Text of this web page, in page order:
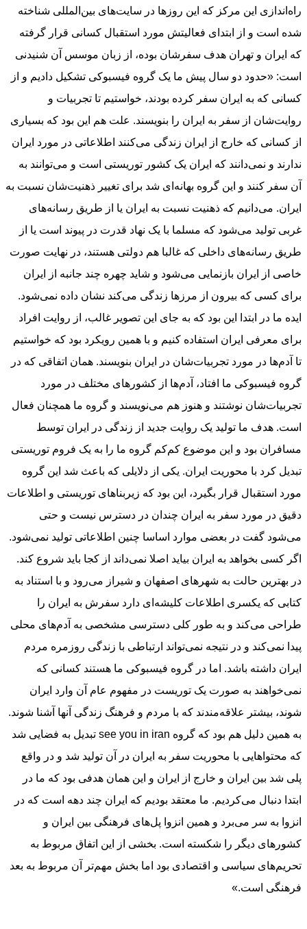
راه‌اندازی این مرکز که این روزها در سایت‌های بین‌المللی شناخته
شده است و از ابتدای فعالیتش مورد استقبال کسانی قرار گرفته
که ایران و تهران هدف سفرشان بوده، از زبان موسس آن شنیدنی
است: «حدود دو سال پیش ما یک گروه فیسبوکی تشکیل دادیم و از
کسانی که به ایران سفر کرده بودند، خواستیم تا تجربیات و
روایت‌شان از سفر به ایران را بنویسند. علت هم این بود که بسیاری
از کسانی که خارج از ایران زندگی می‌کنند اطلاعاتی در مورد ایران
ندارند و نمی‌دانند که ایران یک کشور توریستی است و می‌توانند به
آن سفر کنند و این گروه بهانه‌ای شد برای تغییر ذهنیت‌شان نسبت به
ایران. می‌دانیم که ذهنیت نسبت به ایران یا از طریق رسانه‌های
غربی تولید می‌شود که مسلما با یک نهاد قدرت در پیوند است یا از
طریق رسانه‌های داخلی که غالبا هم دولتی هستند، در نهایت صورت
خاصی از ایران بازنمایی می‌شود و شاید چهره چند جانبه از ایران
برای کسی که بیرون از مرزها زندگی می‌کند نشان داده نمی‌شود.
ایده ما در ابتدا این بود که به جای این تصویر غالب، از روایت افراد
برای معرفی ایران استفاده کنیم و با همین رویکرد بود که خواستیم
تا آدم‌ها در مورد تجربیات‌شان در ایران بنویسند. همان اتفاقی که در
گروه فیسبوکی ما افتاد، آدم‌ها از کشورهای مختلف در مورد
تجربیات‌شان نوشتند و هنوز هم می‌نویسند و گروه ما همچنان فعال
است. هدف ما تولید یک روایت جدید از زندگی در ایران توسط
مسافران بود و این موضوع کم‌کم گروه ما را به یک فروم توریستی
تبدیل کرد با محوریت ایران. یکی از دلایلی که باعث شد این گروه
مورد استقبال قرار بگیرد، این بود که زیربناهای توریستی و اطلاعات
دقیق در مورد سفر به ایران چندان در دسترس نیست و حتی
می‌شود گفت در بعضی موارد اساسا چنین اطلاعاتی تولید نمی‌شود.
اگر کسی بخواهد به ایران بیاید اصلا نمی‌داند از کجا باید شروع کند.
در بهترین حالت به شهرهای اصفهان و شیراز می‌رود و با استناد به
کتابی که یکسری اطلاعات کلیشه‌ای دارد سفرش به ایران را
طراحی می‌کند و به طور کلی دسترسی مشخصی به آدم‌های محلی
پیدا نمی‌کند و در نتیجه نمی‌تواند ارتباطی با زندگی روزمره مردم
ایران داشته باشد. اما در گروه فیسبوکی ما هستند کسانی که
نمی‌خواهند به صورت یک توریست در مفهوم عام آن وارد ایران
شوند، بیشتر علاقه‌مندند که با مردم و فرهنگ زندگی آنها آشنا شوند.
به همین دلیل هم بود که گروه see you in iran تبدیل به فضایی شد
که محتواهایی با محوریت سفر به ایران در آن تولید شد و در واقع
پلی شد بین ایران و خارج از ایران و این همان هدفی بود که ما در
ابتدا دنبال می‌کردیم. ما معتقد بودیم که ایران چند دهه است که در
انزوا به سر می‌برد و همین انزوا پل‌های فرهنگی بین ایران و
کشورهای دیگر را شکسته است. بخشی از این اتفاق مربوط به
تحریم‌های سیاسی و اقتصادی بود اما بخش مهم‌تر آن مربوط به بعد
فرهنگی است.»